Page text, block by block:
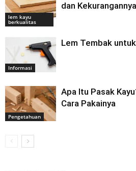
lem kayu
berkualitas
dan Kekurangannya
Informasi
Lem Tembak
Pengetahuan
Apa Itu Pasak
Cara Pakainya